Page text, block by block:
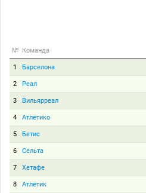
№ Команда
1 Барселона
2 Реал
3 Вильярреал
4 Атлетико
5 Бетис
6 Сельта
7 Хетафе
8 Атлетик